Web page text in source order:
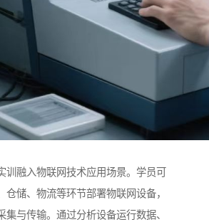
训融入物联网技术应用场景。学员可
仓储、物流等环节部署物联网设备，
集与传输。通过分析设备运行数据、